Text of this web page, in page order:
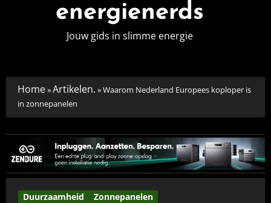
energienerds
Jouw gids in slimme energie
Home»Artikelen. »Waarom Nederland Europees koploper is
in zonnepanelen
Duurzaamheid Zonnepanelen